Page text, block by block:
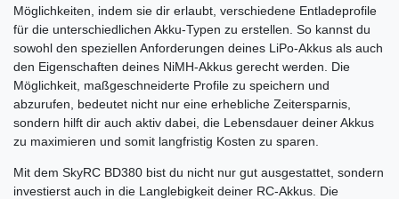
Möglichkeiten, indem sie dir erlaubt, verschiedene Entladeprofile
für die unterschiedlichen Akku-Typen zu erstellen. So kannst du
sowohl den speziellen Anforderungen deines LiPo-Akkus als auch
den Eigenschaften deines NiMH-Akkus gerecht werden. Die
Möglichkeit, maßgeschneiderte Profile zu speichern und
abzurufen, bedeutet nicht nur eine erhebliche Zeitersparnis,
sondern hilft dir auch aktiv dabei, die Lebensdauer deiner Akkus
zu maximieren und somit langfristig Kosten zu sparen.
Mit dem SkyRC BD380 bist du nicht nur gut ausgestattet, sondern
investierst auch in die Langlebigkeit deiner RC-Akkus. Die